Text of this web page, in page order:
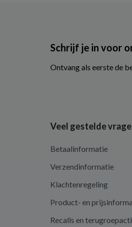
Schrijf je in voor
Ontvang als eerste de
Veel gestelde
Betaalinformatie
Verzendinformatie
Klachtenregeling
Product- en
Recalls en